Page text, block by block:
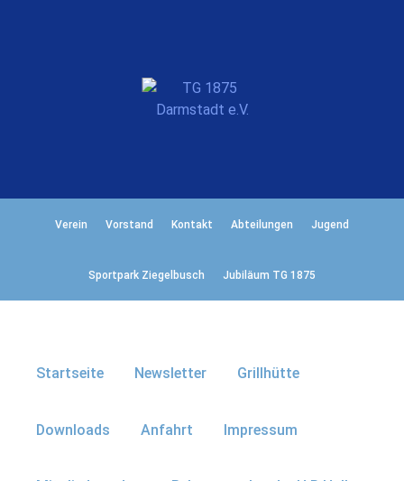
Verein Vorstand Kontakt Abteilungen Jugend
Sportpark Ziegelbusch Jubiläum TG 1875
Startseite Newsletter Grillhütte
Downloads Anfahrt Impressum